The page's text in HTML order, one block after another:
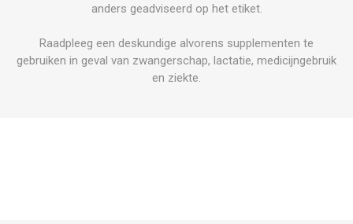
anders geadviseerd op het etiket.
Raadpleeg een deskundige alvorens supplementen te
gebruiken in geval van zwangerschap, lactatie, medicijngebruik
en ziekte.